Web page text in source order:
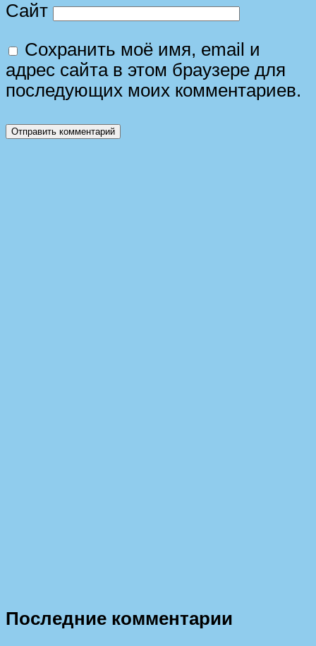
Сайт
Сохранить моё имя, email и
адрес сайта в этом браузере для
последующих моих комментариев.
Последние комментарии